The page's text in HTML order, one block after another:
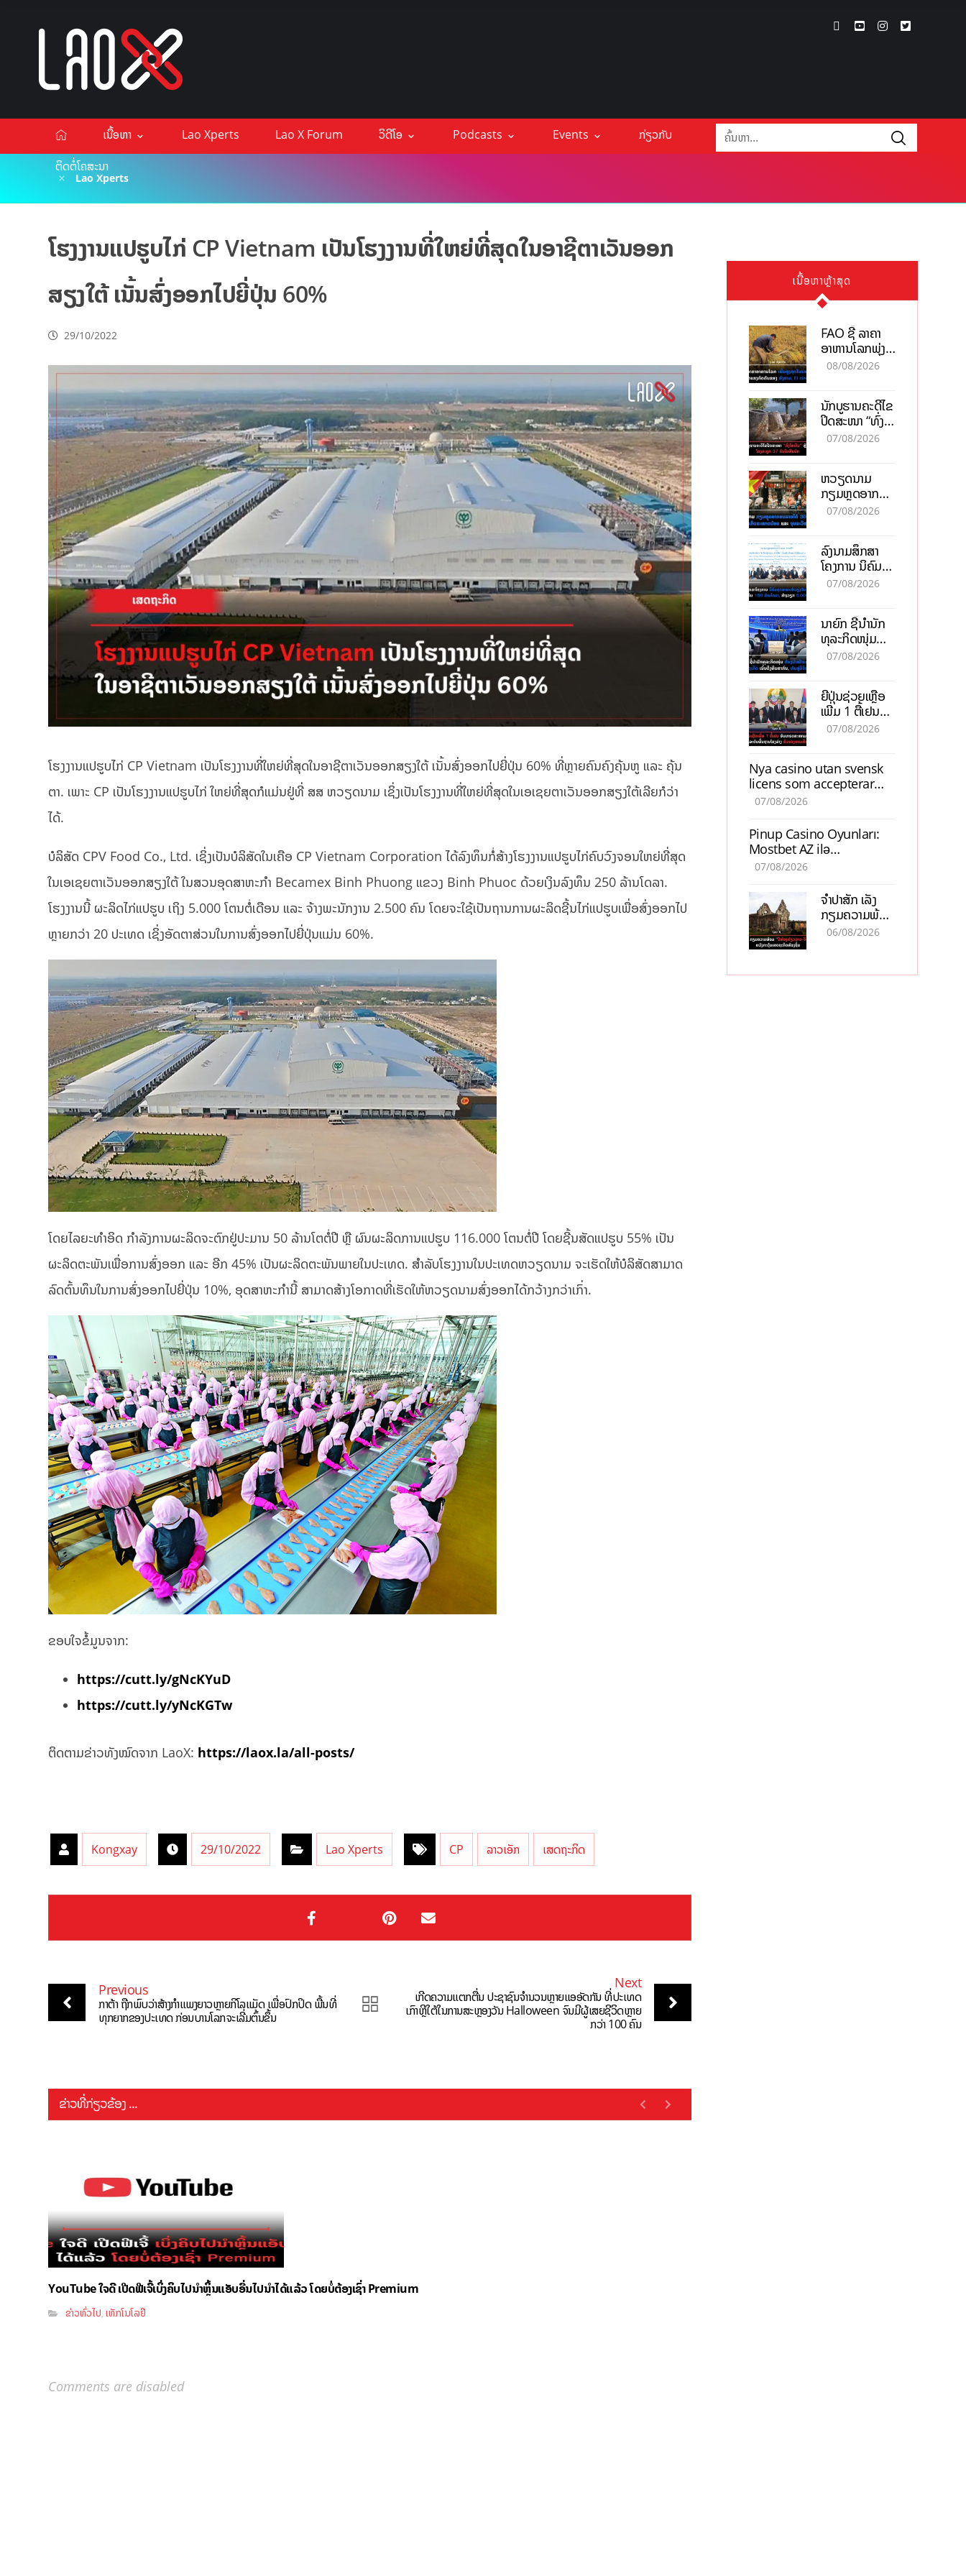
ເນື້ອຫາ Lao Xperts Lao X Forum ວິດີໂອ Podcasts Events
ກ່ຽວກັບ
ຕິດຕໍ່ໂຄສະນາ
Lao Xperts
ໂຮງງານແປຮູບໄກ່ CP Vietnam ເປັນໂຮງງານທີ່ໃຫຍ່ທີ່ສຸດໃນອາຊີຕາເວັນອອກ
ສຽງໃຕ້ ເນັ້ນສົ່ງອອກໄປຍີ່ປຸ່ນ 60%
29/10/2022
ໂຮງງານແປຮູບໄກ່ CP Vietnam ເປັນໂຮງງານທີ່ໃຫຍ່ທີ່ສຸດໃນອາຊີຕາເວັນອອກສຽງໃຕ້ ເນັ້ນສົ່ງອອກໄປຍີ່ປຸ່ນ 60% ທີ່ຫຼາຍຄົນຄົງຄຸ້ນຫູ ແລະ ຄຸ້ນ
ຕາ. ເພາະ CP ເປັນໂຮງງານແປຮູບໄກ່ ໃຫຍ່ທີ່ສຸດກໍແມ່ນຢູ່ທີ່ ສສ ຫວຽດນາມ ເຊິ່ງເປັນໂຮງງານທີ່ໃຫຍ່ທີ່ສຸດໃນເອເຊຍຕາເວັນອອກສຽງໃຕ້ເລີຍກໍວ່າ
ໄດ້.
ບໍລິສັດ CPV Food Co., Ltd. ເຊິ່ງເປັນບໍລິສັດໃນເຄືອ CP Vietnam Corporation ໄດ້ລົງທຶນກໍ່ສ້າງໂຮງງານແປຮູບໄກ່ຄົບວົງຈອນໃຫຍ່ທີ່ສຸດ
ໃນເອເຊຍຕາເວັນອອກສຽງໃຕ້ ໃນສວນອຸດສາຫະກຳ Becamex Binh Phuong ແຂວງ Binh Phuoc ດ້ວຍເງິນລົງທຶນ 250 ລ້ານໂດລາ.
ໂຮງງານນີ້ ຜະລິດໄກ່ແປຮູບ ເຖິງ 5.000 ໂຕນຕໍ່ເດືອນ ແລະ ຈ້າງພະນັກງານ 2.500 ຄົນ ໂດຍຈະໃຊ້ເປັນຖານການຜະລິດຊີ້ນໄກ່ແປຮູບເພື່ອສົ່ງອອກໄປ
ຫຼາຍກວ່າ 20 ປະເທດ ເຊິ່ງອັດຕາສ່ວນໃນການສົ່ງອອກໄປຍີ່ປຸ່ນແມ່ນ 60%.
ໂດຍໄລຍະທຳອິດ ກຳລັງການຜະລິດຈະຕົກຢູ່ປະມານ 50 ລ້ານໂຕຕໍ່ປີ ຫຼື ຜົນຜະລິດການແປຮູບ 116.000 ໂຕນຕໍ່ປີ ໂດຍຊີ້ນສັດແປຮູບ 55% ເປັນ
ຜະລິດຕະພັນເພື່ອການສົ່ງອອກ ແລະ ອີກ 45% ເປັນຜະລິດຕະພັນພາຍໃນປະເທດ. ສຳລັບໂຮງງານໃນປະເທດຫວຽດນາມ ຈະເຮັດໃຫ້ບໍລິສັດສາມາດ
ລົດຕົ້ນທຶນໃນການສົ່ງອອກໄປຍີ່ປຸ່ນ 10%, ອຸດສາຫະກໍານີ້ ສາມາດສ້າງໂອກາດທີ່ເຮັດໃຫ້ຫວຽດນາມສົ່ງອອກໄດ້ກວ້າງກວ່າເກົ່າ.
ຂອບໃຈຂໍ້ມູນຈາກ:
https://cutt.ly/gNcKYuD
https://cutt.ly/yNcKGTw
ຕິດຕາມຂ່າວທັງໝົດຈາກ LaoX: https://laox.la/all-posts/
Kongxay 29/10/2022 Lao Xperts CP ລາວເອັກ ເສດຖະກິດ
Previous
ກາຕ້າ ຖືກພົບວ່າສ້າງກຳແພງຍາວຫຼາຍກິໂລແມັດ ເພື່ອປົກປິດ ພື້ນທີ່
ທຸກຍາກຂອງປະເທດ ກ່ອນບານໂລກຈະເລີ່ມຕົ້ນຂຶ້ນ
Next
ເກີດຄວາມແຕກຕື່ນ ປະຊາຊົນຈຳນວນຫຼາຍແອອັດກັນ ທີ່ປະເທດ
ເກົາຫຼີໃຕ້ໃນການສະຫຼອງວັນ Halloween ຈົນມີຜູ້ເສຍຊີວິດຫຼາຍ
ກວ່າ 100 ຄົນ
ຂ່າວທີ່ກ່ຽວຂ້ອງ ...
YouTube ໃຈດີ ເປີດຟີເຈີ້ເບິ່ງຄິບໄປນຳຫຼິ້ນແອັບອື່ນໄປນຳໄດ້ແລ້ວ ໂດຍບໍ່ຕ້ອງເຊົ່າ Premium
ຂ່າວທົ່ວໄປ,ເທັກໂນໂລຢີ
Comments are disabled
ເນື້ອຫາຫຼ້າສຸດ
FAO ຊີ້ ລາຄາ
ອາຫານໂລກພຸ່ງ
ສູງສຸດໃນຮອບ 3
ສົງຄາມ, El
nino
08/08/2026
ນັກບູຮານຄະດີໄຂ
ປິດສະໜາ “ທົ່ງ
ໄຫຫີນ” ຫຼັງພົບ
07/08/2026
ຫວຽດນາມ
ກຽມຫຼຸດອາກອນ
ລາຍໄດ້ 30%
ແລະ ຈຸນລະ
ວິສາຫະກິດ
07/08/2026
ລົງນາມສຶກສາ
ໂຄງການ ນິຄົມ
ອຸດສາຫະກຳ
150 ລ້ານໂດລາ,
ສ້າງວຽກ 5.000
ຕຳແໜ່ງ
07/08/2026
ນາຍົກ ຊີ້ນຳນັກ
ທຸລະກິດໜຸ່ມ
ຕ້ອງນຳໜ້າແກ້
ສາກົນ, ຫັນສູ່ດິຈິ
ຕອນ
07/08/2026
ຍີ່ປຸ່ນຊ່ວຍເຫຼືອ
ເພີ່ມ 1 ຕື້ເຢນ
ອັບເກຣດ
ເຕີບໂຕ
07/08/2026
Nya casino utan svensk
licens som accepterar
Swish: En jämförelse
07/08/2026
Pinup Casino Oyunları:
Mostbet AZ ilə
Müqayisədə Nə Təqdim
07/08/2026
ຈຳປາສັກ ເລັ່ງ
ກຽມຄວາມພ້ອມ
“ປີທ່ອງທ່ຽວ
ເສດຖະກິດ
06/08/2026